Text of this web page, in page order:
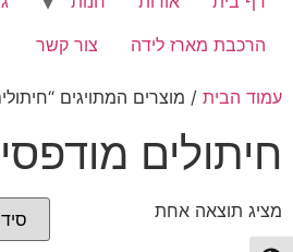
הרכבת מארז לידה
צור קשר
עמוד הבית / מוצרים המתויגים
חיתולים
מציג תוצאה אחת